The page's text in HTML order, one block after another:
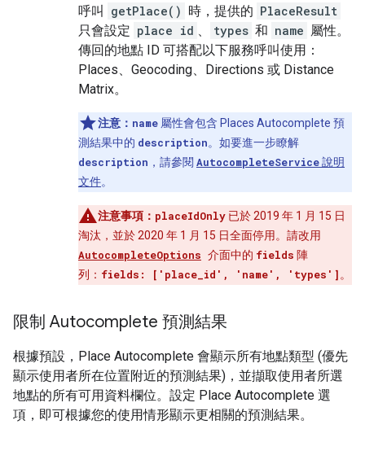
呼叫
getPlace() 時，提供的 PlaceResult
只會設定 place id 、 types 和 name 屬性。
傳回的地點 ID 可搭配以下服務呼叫使用：
Places、Geocoding、Directions 或 Distance
Matrix。
注意： name 屬性會包含 Places Autocomplete 預
測結果中的 description。如要進一步瞭解
description ，請參閱 AutocompleteService說明
文件。
注意事項： placeIdOnly 已於 2019 年 1 月 15 日
淘汰，並於 2020 年 1 月 15 日全面停用。請改用
AutocompleteOptions 介面中的 fields 陣
列： fields: ['place_id', 'name', 'types'] 。
限制 Autocomplete 預測結果
根據預設，Place Autocomplete 會顯示所有地點類型 (優先
顯示使用者所在位置附近的預測結果)，並擷取使用者所選
地點的所有可用資料欄位。設定 Place Autocomplete 選
項，即可根據您的使用情形顯示更相關的預測結果。